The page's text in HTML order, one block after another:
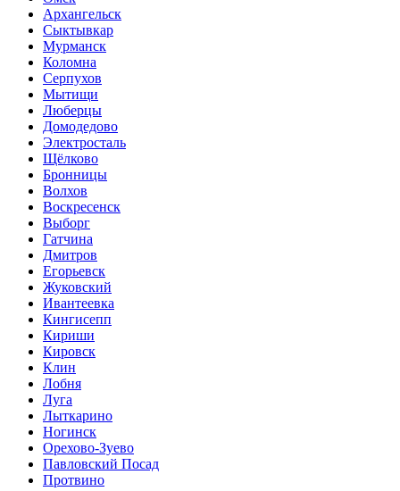
Архангельск
Сыктывкар
Мурманск
Коломна
Серпухов
Мытищи
Люберцы
Домодедово
Электросталь
Щёлково
Бронницы
Волхов
Воскресенск
Выборг
Гатчина
Дмитров
Егорьевск
Жуковский
Ивантеевка
Кингисепп
Кириши
Кировск
Клин
Лобня
Луга
Лыткарино
Ногинск
Орехово-Зуево
Павловский Посад
Протвино